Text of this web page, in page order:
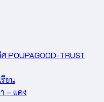
POUPAGOOD-TRUST
ยน
– แดง